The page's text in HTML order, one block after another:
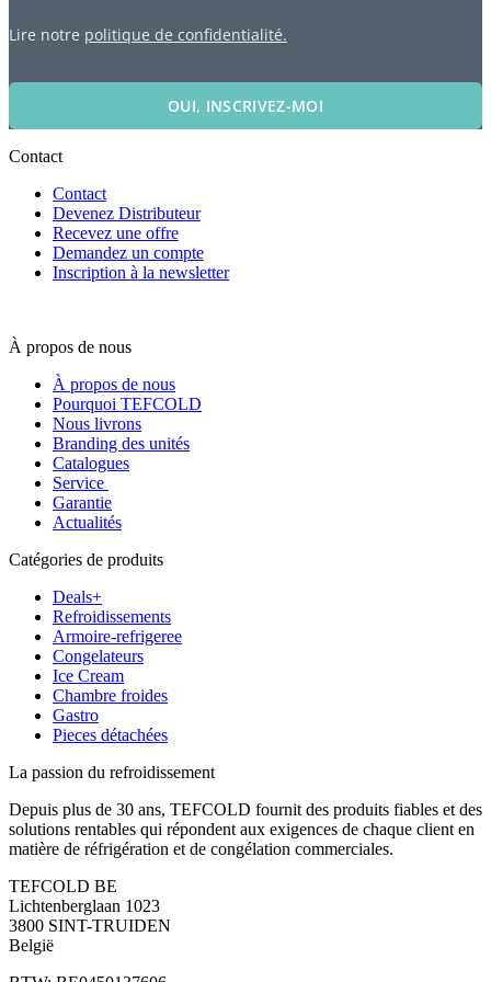
Lire notre politique de confidentialité.
OUI, INSCRIVEZ-MOI
Contact
Contact
Devenez Distributeur
Recevez une offre
Demandez un compte
Inscription à la newsletter
À propos de nous
À propos de nous
Pourquoi TEFCOLD
Nous livrons
Branding des unités
Catalogues
Service
Garantie
Actualités
Catégories de produits
Deals+
Refroidissements
Armoire-refrigeree
Congelateurs
Ice Cream
Chambre froides
Gastro
Pieces détachées
La passion du refroidissement
Depuis plus de 30 ans, TEFCOLD fournit des produits fiables et des
solutions rentables qui répondent aux exigences de chaque client en
matière de réfrigération et de congélation commerciales.
TEFCOLD BE
Lichtenberglaan 1023
3800 SINT-TRUIDEN
België